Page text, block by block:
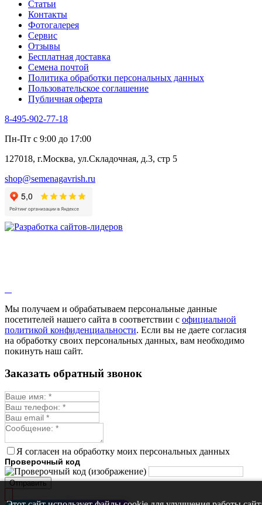
Укроп
Фенхель пряный
Хризантема овощная
Цикорий пряный
Цикорий салатный (Витлуф)
Черемша
Шпинат
Щавель
Эндивий
Эстрагон
Алтей
Бессмертник
Валериана
Валерианелла
Гибискус лекарственный
Девясил
Душица
Змееголовник
Мыльнянка
Мята
Овсяный корень
Огуречная трава
Пустырник
Репешок
Синюха
Смесь лекарственных
Стевия
Тимьян ползучий (чабрец)
Фенхель лекарственный
Цикорий лекарственный
Череда лекарственная
Статьи
Контакты
Фотогалерея​
Сервис
Отзывы
Бесплатная доставка
Семена почтой
Политика обработки персональных данных
Пользовательское соглашение
Публичная оферта
8-495-902-77-18
Пн-Пт с 9:00 до 17:00
127018, г.Москва, ул.Складочная, д.3, стр 5
shop@semenagavrish.ru
Мы получаем и обрабатываем персональные данные
посетителей нашего сайта в соответствии с официальной
политикой конфиденциальности. Если вы не даете согласия
на обработку своих персональных данных, вам необходимо
покинуть наш сайт.
Заказать обратный звонок
Я согласен на обработку моих персональных данных
Проверочный код
Отправить